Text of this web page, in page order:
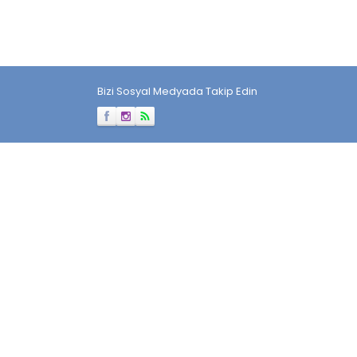
Bizi Sosyal Medyada Takip Edin